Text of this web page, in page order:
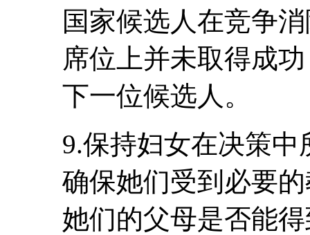
国家候选人在竞争
席位上并未取得成
下一位候选人。
9.保持妇女在决策
确保她们受到必要
她们的父母是否能